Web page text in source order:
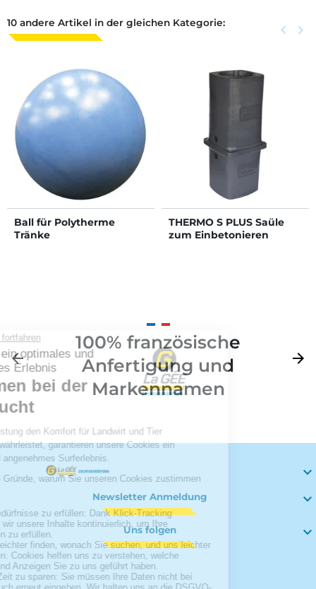
10 andere Artikel in der gleichen Kategorie: Zurück
keyboard_arrow_left keyboard_arrow_right
Ball für Polytherme
Tränke
THERMO S PLUS Saüle
zum Einbetonieren
Zurück
arrow_back
100% französische
Anfertigung und
Markennamen
Weiter
arrow_forward

Newsletter Anmeldung 
Uns folgen 